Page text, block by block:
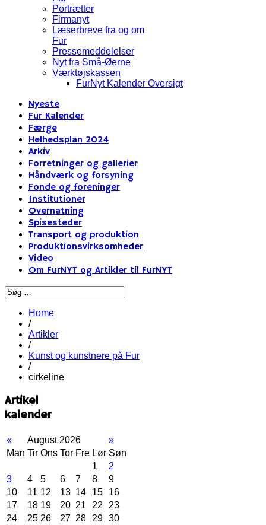
Portrætter
Firmanyt
Læserbreve fra og om
Fur
Pressemeddelelser
Nyt fra Små-Øerne
Værktøjskassen
FurNyt Kalender Oversigt
Nyeste
Fur Kalender
Færge
Helhedsplan 2024
Arkiv
Forretninger og gallerier
Håndværk og forsyning
Fonde og foreninger
Institutioner
Overnatning
Spisesteder
Transport og produktion
Produktionsvirksomheder
Video
Om FurNYT og Artikler til FurNYT
Home
/
Artikler
/
Kunst og kunstnere på Fur
/
cirkeline
Artikel
kalender
« August 2026
»
Man Tir Ons Tor Fre Lør Søn
1
2
3
4 5 6 7 8
9
10
11 12 13 14 15
16
17
18 19 20 21 22 23
24
25 26 27 28 29 30